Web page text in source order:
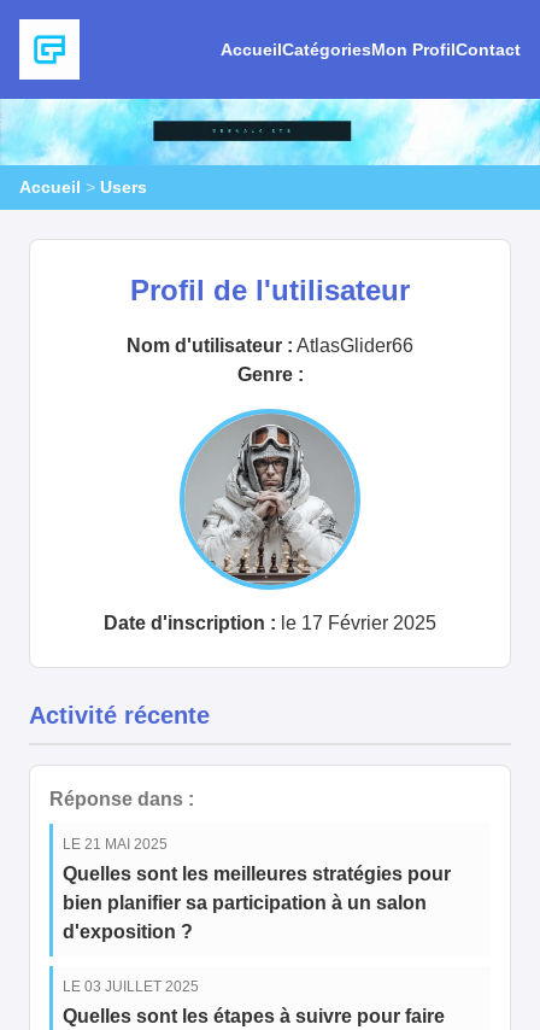
AccueilCatégoriesMon ProfilContact
Accueil > Users
Profil de l'utilisateur
Nom d'utilisateur : AtlasGlider66
Genre :
Date d'inscription : le 17 Février 2025
Activité récente
Réponse dans :
LE 21 MAI 2025
Quelles sont les meilleures stratégies pour
bien planifier sa participation à un salon
d'exposition ?
LE 03 JUILLET 2025
Quelles sont les étapes à suivre pour faire